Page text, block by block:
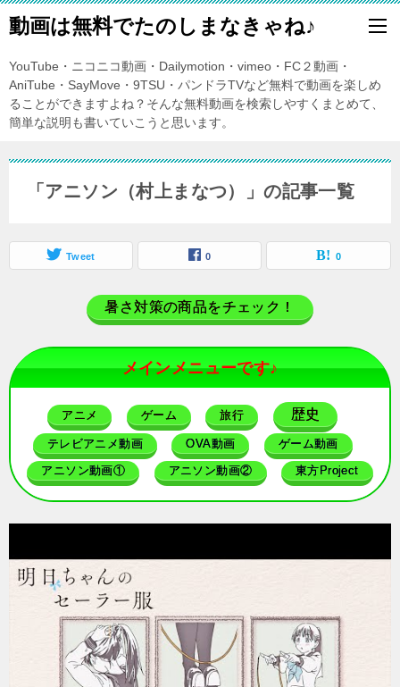
動画は無料でたのしまなきゃね♪
YouTube・ニコニコ動画・Dailymotion・vimeo・FC２動画・
AniTube・SayMove・9TSU・パンドラTVなど無料で動画を楽しめ
ることができますよね？そんな無料動画を検索しやすくまとめて、
簡単な説明も書いていこうと思います。
「アニソン（村上まなつ）」の記事一覧
Tweet 0 0
暑さ対策の商品をチェック！
メインメニューです♪
アニメ ゲーム 旅行 歴史
テレビアニメ動画 OVA動画 ゲーム動画
アニソン動画① アニソン動画② 東方Project